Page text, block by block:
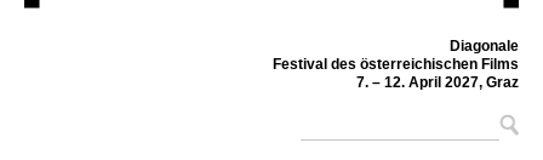
Diagonale
Festival des österreichischen Films
7. – 12. April 2027, Graz